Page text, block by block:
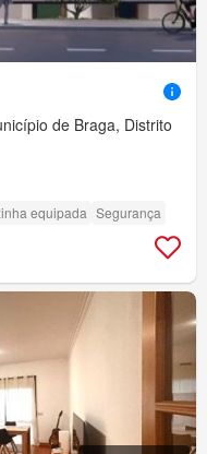
de Braga, Distrito
equipada Segurança